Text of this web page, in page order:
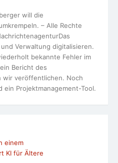
will die
– Alle Rechte
Verwaltung digitalisieren.
bekannte Fehler im
Bericht des
wir veröffentlichen. Noch
ein Projektmanagement-Tool.